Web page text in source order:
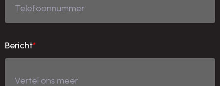
Bericht*